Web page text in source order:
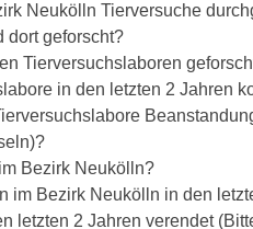
Neukölln Tierversuche
dort geforscht?
Tierversuchslaboren
in den letzten 2 Jahren
Bezirk Neukölln?
im Bezirk Neukölln in den
letzten 2 Jahren verendet